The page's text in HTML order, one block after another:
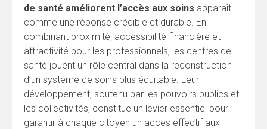
de santé améliorent l’accès aux soins apparaît
comme une réponse crédible et durable. En
combinant proximité, accessibilité financière et
attractivité pour les professionnels, les centres de
santé jouent un rôle central dans la reconstruction
d’un système de soins plus équitable. Leur
développement, soutenu par les pouvoirs publics et
les collectivités, constitue un levier essentiel pour
garantir à chaque citoyen un accès effectif aux